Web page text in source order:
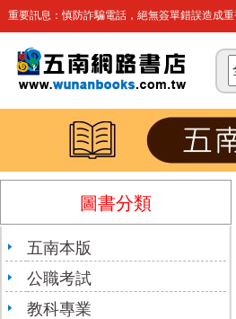
重要訊息：慎防詐騙電話，絕無簽單錯誤造成
圖書分類
五南本版
公職考試
教科專業